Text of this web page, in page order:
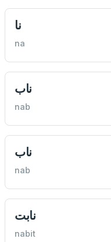
نا
na
ناب
nab
ناب
nab
نابت
nabit